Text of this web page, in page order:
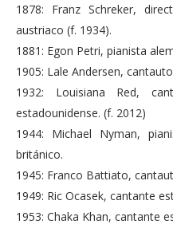
1878: Franz Schreker,
austriaco (f. 1934).
1881: Egon Petri, pianista
1905: Lale Andersen,
1932: Louisiana Red,
estadounidense. (f. 2012)
1944: Michael Nyman,
británico.
1945: Franco Battiato,
1949: Ric Ocasek, cantante
1953: Chaka Khan, cantante